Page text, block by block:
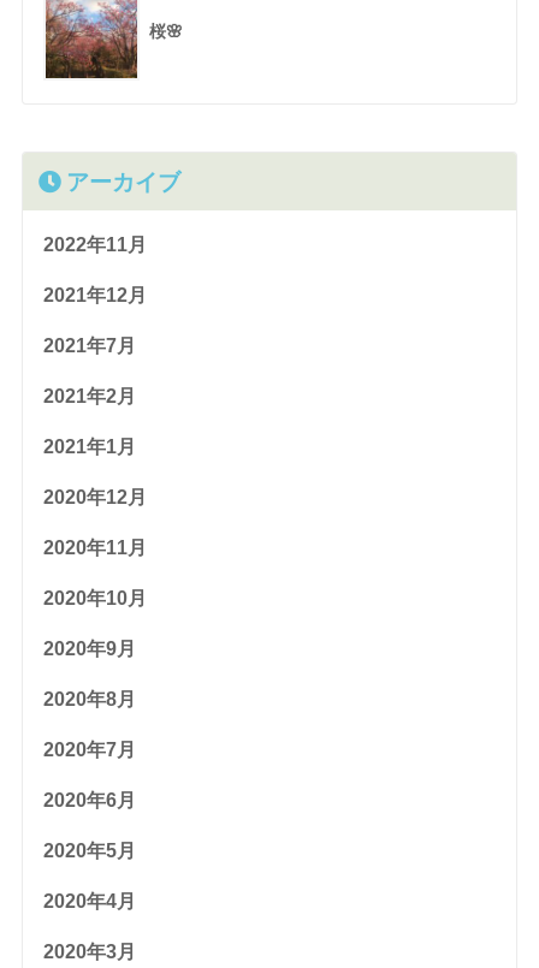
桜🌸
アーカイブ
2022年11月
2021年12月
2021年7月
2021年2月
2021年1月
2020年12月
2020年11月
2020年10月
2020年9月
2020年8月
2020年7月
2020年6月
2020年5月
2020年4月
2020年3月